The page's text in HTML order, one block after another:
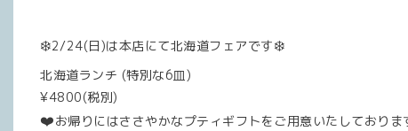
❄️2/24(日)は本店にて北海道フェアです❄️
北海道ランチ (特別な6皿)
¥4800(税別)
❤️お帰りにはささやかなプティギフトをご用意いたしておりま